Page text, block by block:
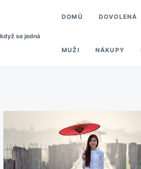
se jedná
DOMŮ DOVOLENÁ
MUŽI NÁKUPY